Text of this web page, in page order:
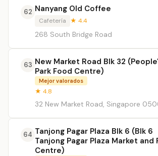
62 Nanyang Old Coffee
Cafetería ★ 4.4
268 South Bridge Road
63 New Market Road Blk 32
Park Food Centre)
Mejor valorados
★ 4.8
32 New Market Road, Singapore
64 Tanjong Pagar Plaza Blk 6 (Blk 6
Tanjong Pagar Plaza Market and
Centre)